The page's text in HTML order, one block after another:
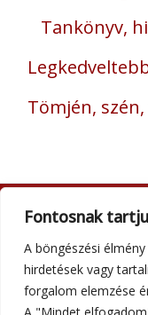
Fontosnak
A böngészési
hirdetések vagy
forgalom elemzése
Tankönyv,
Tömjén,